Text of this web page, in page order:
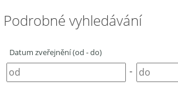
Podrobné vyhledávání
Datum zveřejnění (od - do)
-